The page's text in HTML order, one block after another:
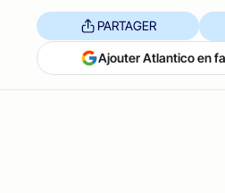
PARTAGER
Ajouter Atlantico en